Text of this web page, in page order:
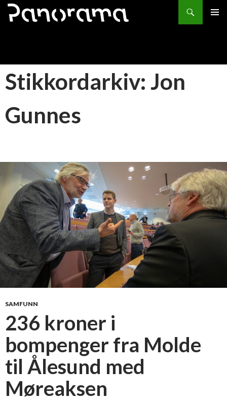
Søk
HOPP
Stikkordarkiv: Jon
Gunnes
SAMFUNN
236 kroner i
bompenger fra Molde
til Ålesund med
Møreaksen